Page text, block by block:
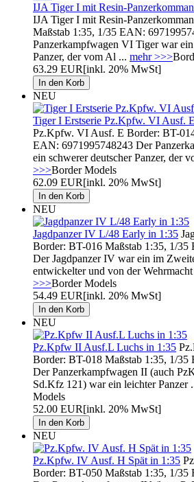
IJA Tiger I mit Resin-
IJA Tiger I mit Resin-
Maßstab 1:35, 1/35 EAN:
Panzerkampfwagen VI Tiger war
Panzer, der vom Al ... mehr >>>
63.29 EUR[inkl. 20% MwSt]
NEU
Tiger I Erstserie Pz.Kpfw. VI Ausf.
Pz.Kpfw. VI Ausf. E Border: BT-
EAN: 6971995748243 Der
ein schwerer deutscher Panzer, der
>>>Border Models
62.09 EUR[inkl. 20% MwSt]
NEU
Jagdpanzer IV L/48 Early in 1:35
Border: BT-016 Maßstab 1:35, 1/
Der Jagdpanzer IV war ein im
entwickelter und von der Wehrmacht
>>>Border Models
54.49 EUR[inkl. 20% MwSt]
NEU
Pz.Kpfw II Ausf.L Luchs in 1:35
Border: BT-018 Maßstab 1:35, 1/
Der Panzerkampfwagen II (auch
Sd.Kfz 121) war ein leichter Panzer
Models
52.00 EUR[inkl. 20% MwSt]
NEU
Pz.Kpfw. IV Ausf. H Spät in 1:35
Border: BT-050 Maßstab 1:35, 1/